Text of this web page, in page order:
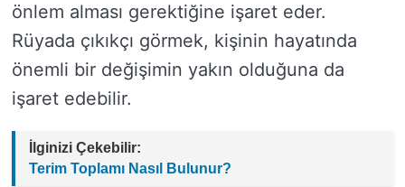
önlem alması gerektiğine işaret eder.
Rüyada çıkıkçı görmek, kişinin hayatında
önemli bir değişimin yakın olduğuna da
işaret edebilir.
İlginizi Çekebilir:
Terim Toplamı Nasıl Bulunur?